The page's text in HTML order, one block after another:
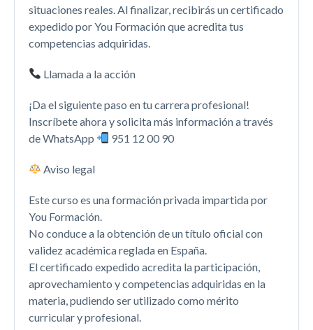
situaciones reales. Al finalizar, recibirás un certificado
expedido por You Formación que acredita tus
competencias adquiridas.
Llamada a la acción
¡Da el siguiente paso en tu carrera profesional!
Inscríbete ahora y solicita más información a través
de WhatsApp
951 12 00 90
Aviso legal
Este curso es una formación privada impartida por
You Formación.
No conduce a la obtención de un título oficial con
validez académica reglada en España.
El certificado expedido acredita la participación,
aprovechamiento y competencias adquiridas en la
materia, pudiendo ser utilizado como mérito
curricular y profesional.